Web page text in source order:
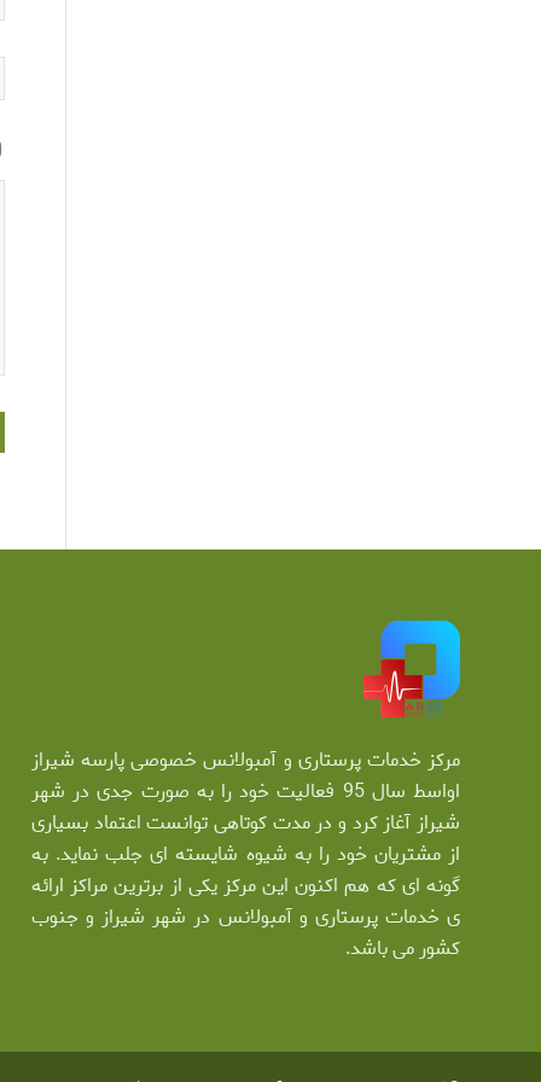
مرکز خدمات پرستاری و آمبولانس خصوصی پارسه شیراز
اواسط سال 95 فعالیت خود را به صورت جدی در شهر
شیراز آغاز کرد و در مدت کوتاهی توانست اعتماد بسیاری
از مشتریان خود را به شیوه شایسته ای جلب نماید. به
گونه ای که هم اکنون این مرکز یکی از برترین مراکز ارائه
ی خدمات پرستاری و آمبولانس در شهر شیراز و جنوب
کشور می باشد.